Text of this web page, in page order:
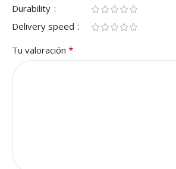
Durability
Delivery speed
Tu valoración *